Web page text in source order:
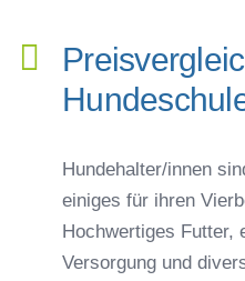
Hundehalter/innen
einiges für ihren
Hochwertiges Futter,
Versorgung und